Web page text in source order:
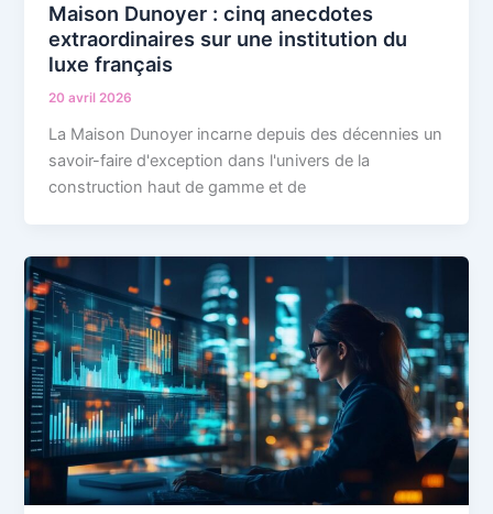
Maison Dunoyer : cinq anecdotes
extraordinaires sur une institution du
luxe français
20 avril 2026
La Maison Dunoyer incarne depuis des décennies un
savoir-faire d'exception dans l'univers de la
construction haut de gamme et de